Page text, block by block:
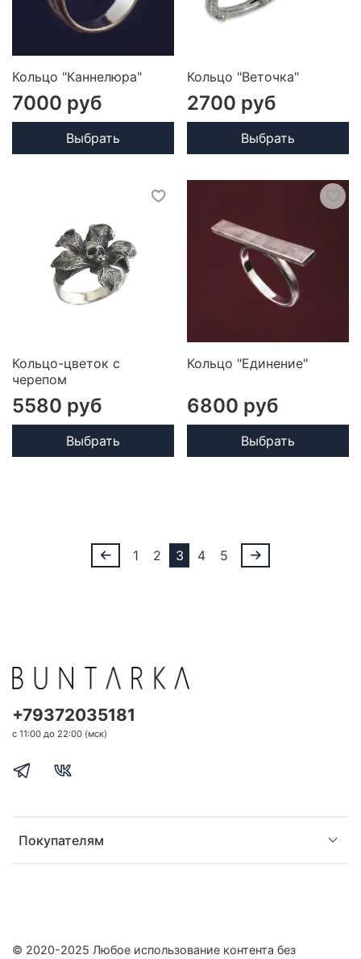
Кольцо "Каннелюра"
7000 руб
Выбрать
Кольцо "Веточка"
2700 руб
Выбрать
Кольцо-цветок с
черепом
5580 руб
Выбрать
Кольцо "Единение"
6800 руб
Выбрать
1 2 3 4 5
Покупателям
+79372035181
с 11:00 до 22:00 (мск)
© 2020-2025 Любое использование контента без